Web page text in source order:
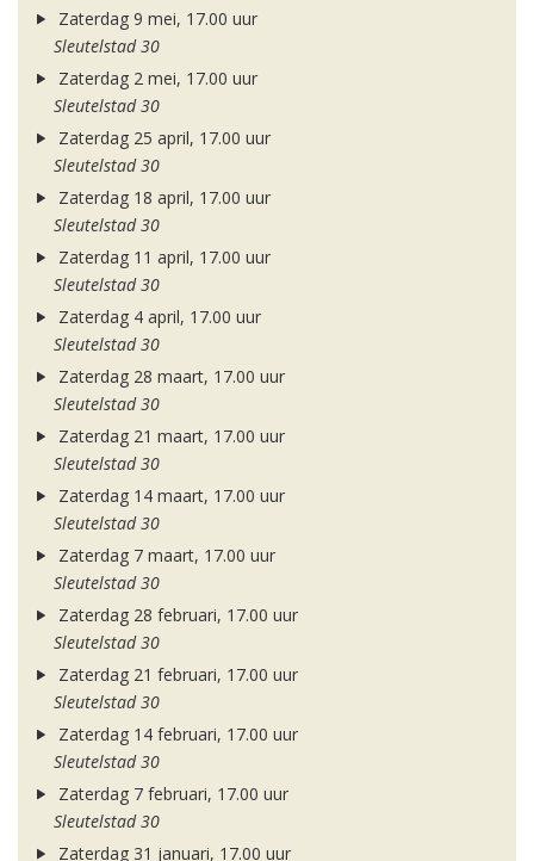
Zaterdag 9 mei, 17.00 uur
Sleutelstad 30
Zaterdag 2 mei, 17.00 uur
Sleutelstad 30
Zaterdag 25 april, 17.00 uur
Sleutelstad 30
Zaterdag 18 april, 17.00 uur
Sleutelstad 30
Zaterdag 11 april, 17.00 uur
Sleutelstad 30
Zaterdag 4 april, 17.00 uur
Sleutelstad 30
Zaterdag 28 maart, 17.00 uur
Sleutelstad 30
Zaterdag 21 maart, 17.00 uur
Sleutelstad 30
Zaterdag 14 maart, 17.00 uur
Sleutelstad 30
Zaterdag 7 maart, 17.00 uur
Sleutelstad 30
Zaterdag 28 februari, 17.00 uur
Sleutelstad 30
Zaterdag 21 februari, 17.00 uur
Sleutelstad 30
Zaterdag 14 februari, 17.00 uur
Sleutelstad 30
Zaterdag 7 februari, 17.00 uur
Sleutelstad 30
Zaterdag 31 januari, 17.00 uur